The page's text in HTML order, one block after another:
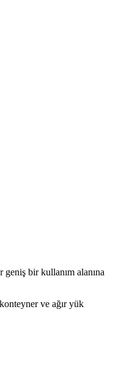
bir kullanım alanına
ve ağır yük